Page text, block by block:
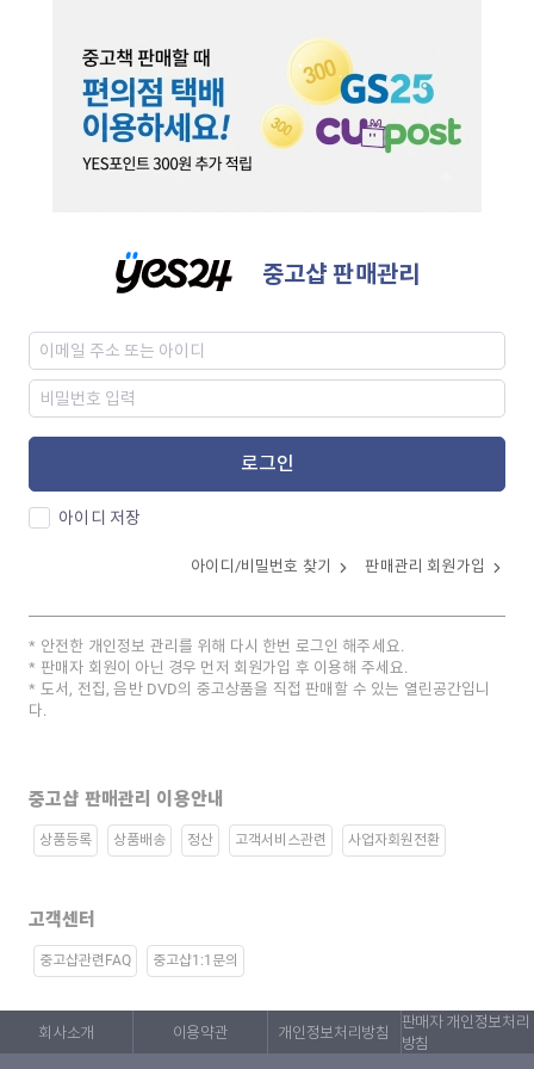
중고샵 판매관리
로그인
아이디 저장
아이디/비밀번호 찾기 판매관리 회원가입
안전한 개인정보 관리를 위해 다시 한번 로그인 해주세요.
판매자 회원이 아닌 경우 먼저 회원가입 후 이용해 주세요.
도서, 전집, 음반 DVD의 중고상품을 직접 판매할 수 있는 열린공간입니
다.
중고샵 판매관리 이용안내
상품등록 상품배송 정산 고객서비스관련 사업자회원전환
고객센터
중고샵관련FAQ 중고샵1:1문의
회사소개 이용약관 개인정보처리방침
판매자 개인정보처리
방침